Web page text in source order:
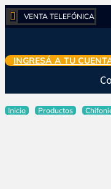
 VENTA TELEFÓNICA
INGRESÁ A TU
Inicio Productos